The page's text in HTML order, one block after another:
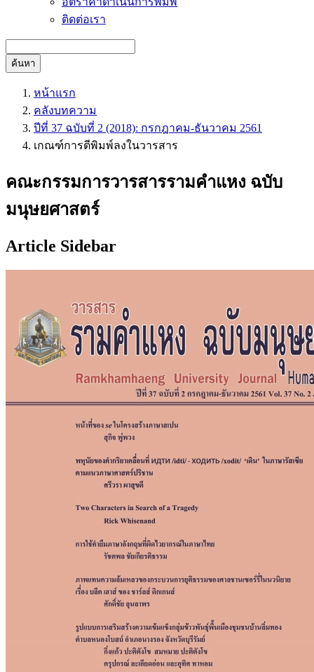
ติดต่อเรา
ค้นหา
หน้าแรก
คลังบทความ
ปีที่ 37 ฉบับที่ 2 (2018): กรกฎาคม-ธันวาคม 2561
เกณฑ์การตีพิมพ์ลงในวารสาร
คณะกรรมการวารสารรามคำแหง ฉบับ
มนุษยศาสตร์
Article Sidebar